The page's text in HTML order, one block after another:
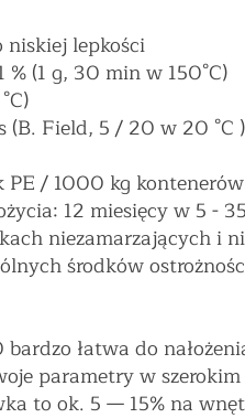
lepkości
% (1 g, 30 min w 150°C)
(B. Field, 5 / 20 w 20 °C )
PE / 1000 kg
12 miesięcy w 5 -
niezamarzających i
środków
łatwa do
parametry w
to ok. 5 — 15% na